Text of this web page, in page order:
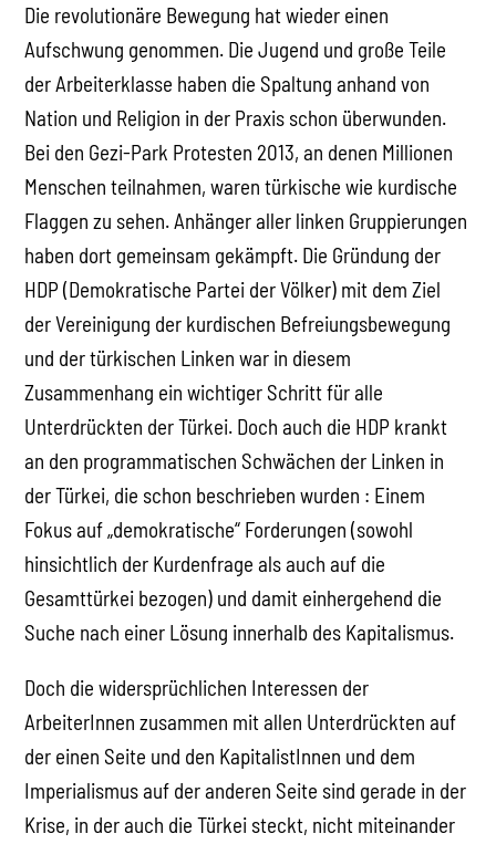
Die revolutionäre Bewegung hat wieder einen
Aufschwung genommen. Die Jugend und große Teile
der Arbeiterklasse haben die Spaltung anhand von
Nation und Religion in der Praxis schon überwunden.
Bei den Gezi-Park Protesten 2013, an denen Millionen
Menschen teilnahmen, waren türkische wie kurdische
Flaggen zu sehen. Anhänger aller linken Gruppierungen
haben dort gemeinsam gekämpft. Die Gründung der
HDP (Demokratische Partei der Völker) mit dem Ziel
der Vereinigung der kurdischen Befreiungsbewegung
und der türkischen Linken war in diesem
Zusammenhang ein wichtiger Schritt für alle
Unterdrückten der Türkei. Doch auch die HDP krankt
an den programmatischen Schwächen der Linken in
der Türkei, die schon beschrieben wurden : Einem
Fokus auf „demokratische“ Forderungen (sowohl
hinsichtlich der Kurdenfrage als auch auf die
Gesamttürkei bezogen) und damit einhergehend die
Suche nach einer Lösung innerhalb des Kapitalismus.
Doch die widersprüchlichen Interessen der
ArbeiterInnen zusammen mit allen Unterdrückten auf
der einen Seite und den KapitalistInnen und dem
Imperialismus auf der anderen Seite sind gerade in der
Krise, in der auch die Türkei steckt, nicht miteinander